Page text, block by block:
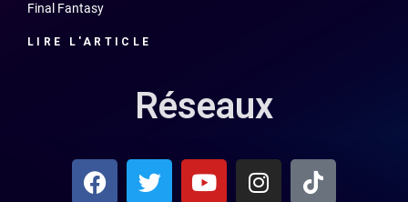
Final Fantasy
LIRE L'ARTICLE
Réseaux